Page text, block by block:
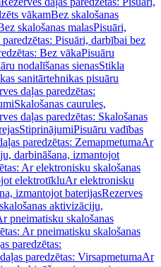
vākamBez skalošanas
skalošanas malasPisuāri,
paredzētas: Pisuāri, darbībai bez
Bez vākaPisuāru
nodalīšanas sienasStikla
sanitārtehnikas pisuāru
daļas paredzētas:
Skalošanas caurules,
daļas paredzētas: Skalošanas
StiprinājumiPisuāru vadības
paredzētas: ZemapmetumaAr
darbināšana, izmantojot
Ar elektronisku skalošanas
elektrotīkluAr elektronisku
izmantojot baterijasRezerves
aktivizāciju,
pneimatisku skalošanas
Ar pneimatisku skalošanas
paredzētas:
paredzētas: VirsapmetumaAr